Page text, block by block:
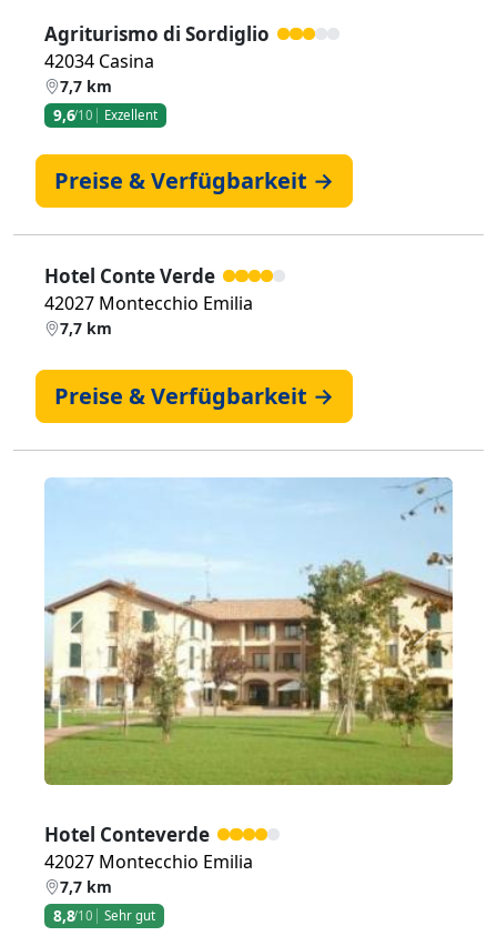
Agriturismo di Sordiglio
42034 Casina
7,7 km
9,6/10 Exzellent
Preise & Verfügbarkeit →
Hotel Conte Verde
42027 Montecchio Emilia
7,7 km
Preise & Verfügbarkeit →
Zurück Weiter
Hotel Conteverde
42027 Montecchio Emilia
7,7 km
8,8/10 Sehr gut